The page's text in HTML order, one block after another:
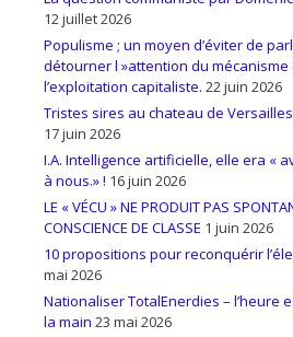
12 juillet 2026
Populisme ; un moyen d’éviter de
détourner l »attention du
l’exploitation capitaliste. 22 juin 2026
Tristes sires au chateau de Versailles
17 juin 2026
I.A. Intelligence artificielle, elle era «
à nous.» ! 16 juin 2026
LE « VÉCU » NE PRODUIT PAS
CONSCIENCE DE CLASSE 1 juin 2026
10 propositions pour reconquérir
mai 2026
Nationaliser TotalEnerdies – l’heure
la main 23 mai 2026